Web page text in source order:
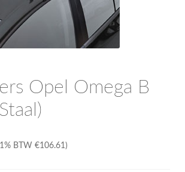
parts
Opel Omega B
BTW €106.61 )